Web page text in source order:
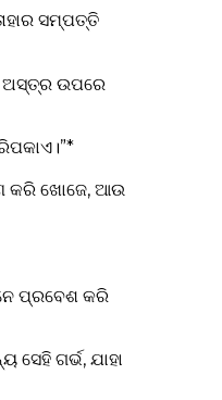
ସମ୍ପତ୍ତି
ଅସ୍ତ୍ର ଉପରେ
କରି ଖୋଜେ, ଆଉ
ପ୍ରବେଶ କରି
ଗର୍ଭ, ଯାହା